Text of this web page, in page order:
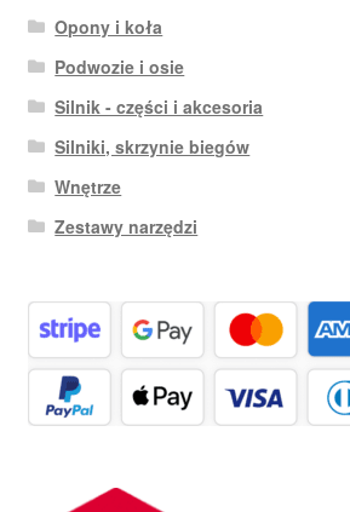
Opony i koła
Podwozie i osie
Silnik - części i akcesoria
Silniki, skrzynie biegów
Wnętrze
Zestawy narzędzi